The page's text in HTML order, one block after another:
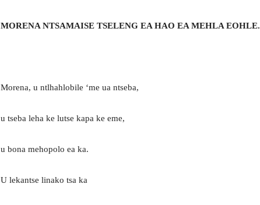
MORENA NTSAMAISE TSELENG EA HAO EA MEHLA EOHLE.
Morena, u ntlhahlobile ‘me ua ntseba,
u tseba leha ke lutse kapa ke eme,
u bona mehopolo ea ka.
U lekantse linako tsa ka